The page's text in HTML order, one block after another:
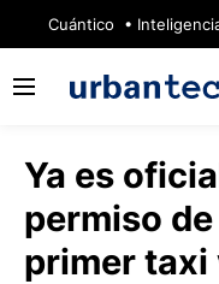
Cuántico
Ya es
permiso
primer taxi